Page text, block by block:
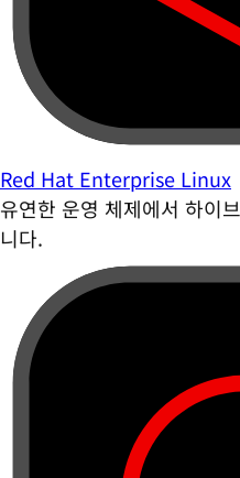
Red Hat Enterprise Linux
유연한 운영 체제에서 하이
니다.